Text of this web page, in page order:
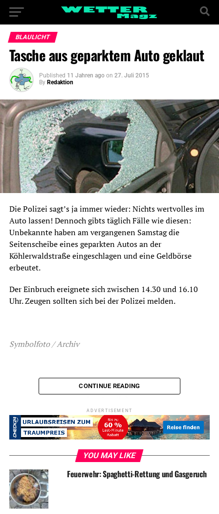
BLAULICHT
Tasche aus geparktem Auto geklaut
Published 11 Jahren ago on 27. Juli 2015
By Redaktion
Die Polizei sagt’s ja immer wieder: Nichts wertvolles im
Auto lassen! Dennoch gibts täglich Fälle wie diesen:
Unbekannte haben am vergangenen Samstag die
Seitenscheibe eines geparkten Autos an der
Köhlerwaldstraße eingeschlagen und eine Geldbörse
erbeutet.
Der Einbruch ereignete sich zwischen 14.30 und 16.10
Uhr. Zeugen sollten sich bei der Polizei melden.
Symbolfoto / Archiv
BLAULICHT NEWS
UP NEXT
Drei Ladendiebe im Einkaufszentrum festgenommen
DON'T MISS
Polizei sucht geklautes Motorrad
CONTINUE READING
ADVERTISEMENT
YOU MAY LIKE
Feuerwehr: Spaghetti-Rettung und Gasgeruch